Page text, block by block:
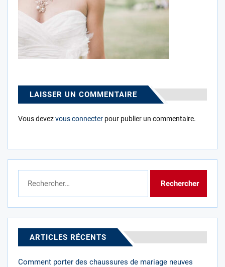
LAISSER UN COMMENTAIRE
Vous devezvous connecter pour publier un commentaire.
ARTICLES RÉCENTS
Comment porter des chaussures de mariage neuves